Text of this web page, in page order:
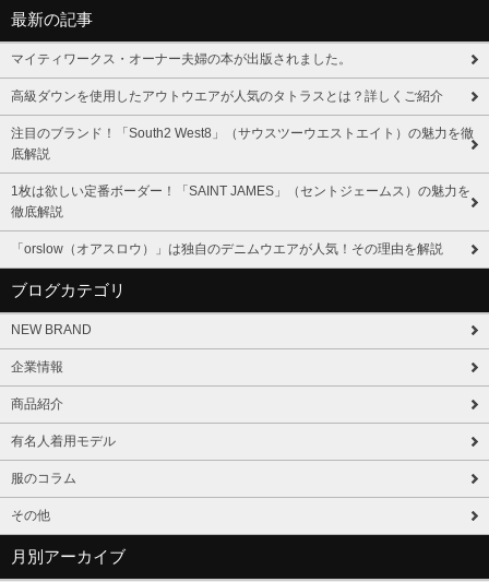
最新の記事
マイティワークス・オーナー夫婦の本が出版されました。
高級ダウンを使用したアウトウエアが人気のタトラスとは？詳しくご紹介
注目のブランド！「South2 West8」（サウスツーウエストエイト）の魅力を徹
底解説
1枚は欲しい定番ボーダー！「SAINT JAMES」（セントジェームス）の魅力を
徹底解説
「orslow（オアスロウ）」は独自のデニムウエアが人気！その理由を解説
ブログカテゴリ
NEW BRAND
企業情報
商品紹介
有名人着用モデル
服のコラム
その他
月別アーカイブ